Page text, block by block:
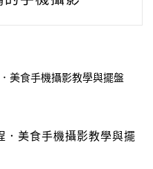
．美食手機攝影教學與擺